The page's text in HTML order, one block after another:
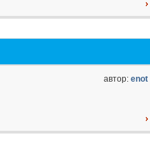
автор: enot